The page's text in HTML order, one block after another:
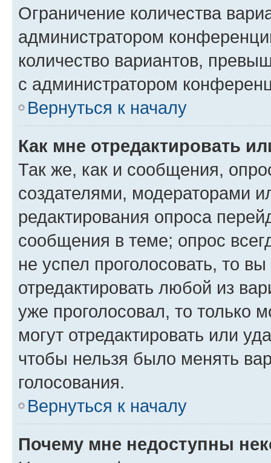
Ограничение количества
администратором
количество вариантов,
с администратором
Вернуться к началу
Как мне отредактировать
Так же, как и сообщения,
создателями, модераторами
редактирования опроса
сообщения в теме; опрос
не успел проголосовать, то
отредактировать любой из
уже проголосовал, то только
могут отредактировать или
чтобы нельзя было менять
голосования.
Вернуться к началу
Почему мне недоступны